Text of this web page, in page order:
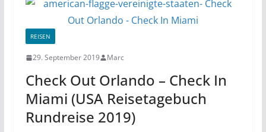
REISEN
29. September 2019 Marc
Check Out Orlando – Check In
Miami (USA Reisetagebuch
Rundreise 2019)